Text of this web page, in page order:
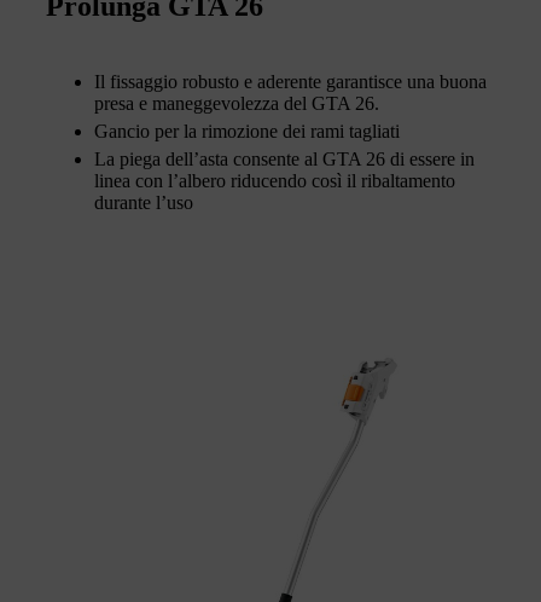
Il fissaggio robusto e aderente garantisce una buona
presa e maneggevolezza del GTA 26.
Gancio per la rimozione dei rami tagliati
La piega dell’asta consente al GTA 26 di essere in
linea con l’albero riducendo così il ribaltamento
durante l’uso